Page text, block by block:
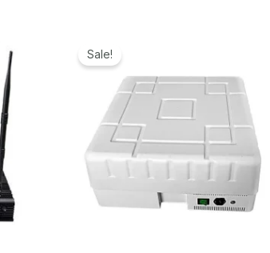
Sale!
1.699,00€999,99€.